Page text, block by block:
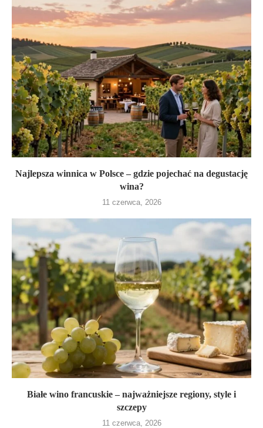
Najlepsza winnica w Polsce – gdzie pojechać na degustację
wina?
11 czerwca, 2026
Białe wino francuskie – najważniejsze regiony, style i
szczepy
11 czerwca, 2026